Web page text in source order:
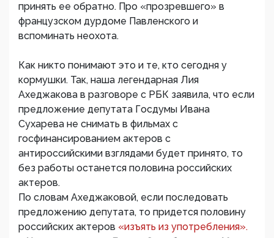
принять ее обратно. Про «прозревшего» в
французском дурдоме Павленского и
вспоминать неохота.
Как никто понимают это и те, кто сегодня у
кормушки. Так, наша легендарная Лия
Ахеджакова в разговоре с РБК заявила, что если
предложение депутата Госдумы Ивана
Сухарева не снимать в фильмах с
госфинансированием актеров с
антироссийскими взглядами будет принято, то
без работы останется половина российских
актеров.
По словам Ахеджаковой, если последовать
предложению депутата, то придется половину
российских актеров «изъять из употребления».